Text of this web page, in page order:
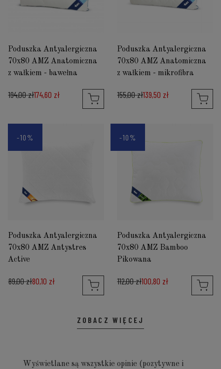
Poduszka Antyalergiczna
70x80 AMZ Anatomiczna
z wałkiem - bawełna
194,00 zł174,60 zł
Poduszka Antyalergiczna
70x80 AMZ Anatomiczna
z wałkiem - mikrofibra
155,00 zł139,50 zł
Poduszka Antyalergiczna
70x80 AMZ Antystres
Active
89,00 zł80,10 zł
-10%
Poduszka Antyalergiczna
70x80 AMZ Bamboo
Pikowana
112,00 zł100,80 zł
-10%
ZOBACZ WIĘCEJ
Wyświetlane są wszystkie opinie (pozytywne i